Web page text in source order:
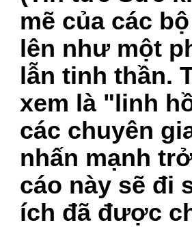
mẽ của các
lên như một
lẫn tinh thần.
xem là "linh
các chuyên
nhấn mạnh
cáo này sẽ đi
ích đã được